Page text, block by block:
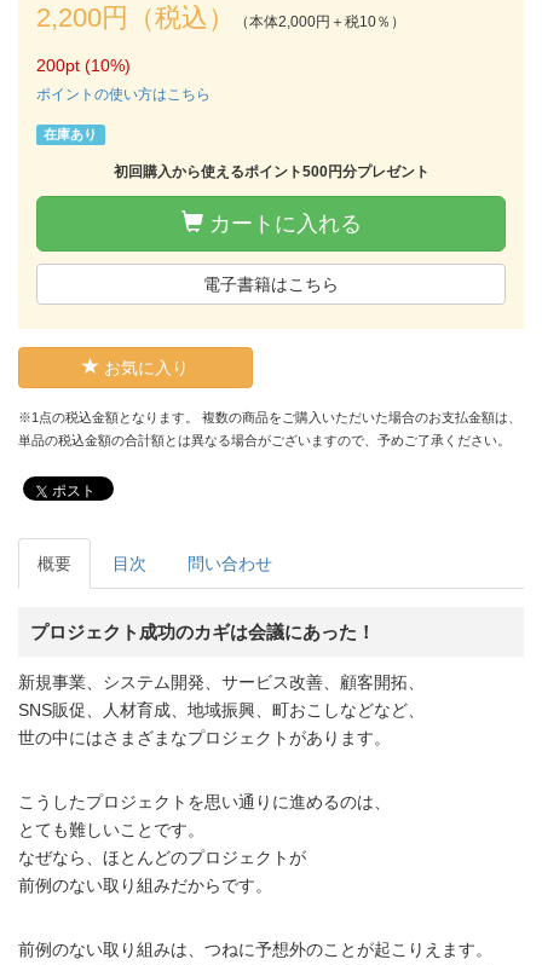
2,200円（税込） （本体2,000円＋税10％）
200pt (10%)
ポイントの使い方はこちら
在庫あり
初回購入から使えるポイント500円分プレゼント
カートに入れる
電子書籍はこちら
お気に入り
※1点の税込金額となります。 複数の商品をご購入いただいた場合のお支払金額は、
単品の税込金額の合計額とは異なる場合がございますので、予めご了承ください。
ポスト
概要 目次 問い合わせ
プロジェクト成功のカギは会議にあった！
新規事業、システム開発、サービス改善、顧客開拓、
SNS販促、人材育成、地域振興、町おこしなどなど、
世の中にはさまざまなプロジェクトがあります。
こうしたプロジェクトを思い通りに進めるのは、
とても難しいことです。
なぜなら、ほとんどのプロジェクトが
前例のない取り組みだからです。
前例のない取り組みは、つねに予想外のことが起こりえます。